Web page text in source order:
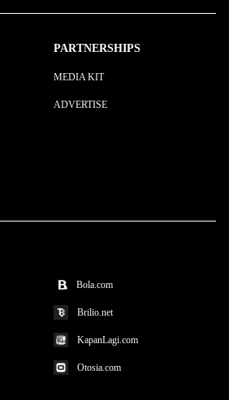
PARTNERSHIPS
MEDIA KIT
ADVERTISE
Bola.com
Brilio.net
KapanLagi.com
Otosia.com